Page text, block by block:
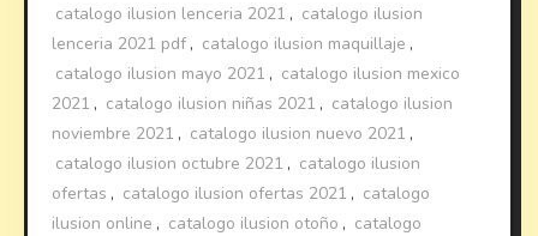
catalogo ilusion lenceria 2021 , catalogo ilusion
lenceria 2021 pdf , catalogo ilusion maquillaje ,
catalogo ilusion mayo 2021 , catalogo ilusion mexico
2021 , catalogo ilusion niñas 2021 , catalogo ilusion
noviembre 2021 , catalogo ilusion nuevo 2021 ,
catalogo ilusion octubre 2021 , catalogo ilusion
ofertas , catalogo ilusion ofertas 2021 , catalogo
ilusion online , catalogo ilusion otoño , catalogo